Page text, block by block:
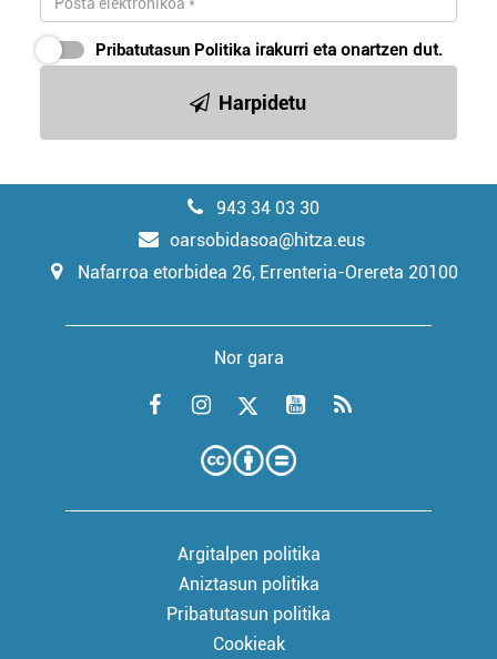
Pribatutasun Politika irakurri eta onartzen dut.
Harpidetu
943 34 03 30
oarsobidasoa@hitza.eus
Nafarroa etorbidea 26, Errenteria-Orereta 20100
Nor gara
Argitalpen politika
Aniztasun politika
Pribatutasun politika
Cookieak